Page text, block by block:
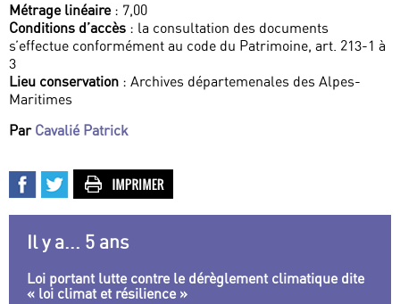
Métrage linéaire: 7,00
Conditions d’accès : la consultation des documents
s’effectue conformément au code du Patrimoine, art. 213-1 à
3
Lieu conservation : Archives départemenales des Alpes-
Maritimes
Par Cavalié Patrick
Il y a... 5 ans
Loi portant lutte contre le dérèglement climatique dite
« loi climat et résilience »